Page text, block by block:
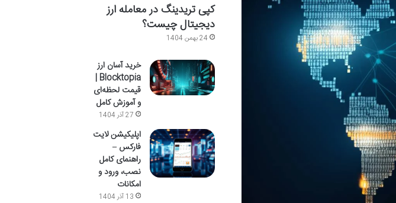
کپی تریدینگ در معامله ارز
دیجیتال چیست؟
24 بهمن 1404
خرید آسان ارز
Blocktopia |
قیمت لحظه‌ای
و آموزش کامل
27 آذر 1404
اپلیکیشن لایت
فارکس –
راهنمای کامل
نصب، ورود و
امکانات
13 آذر 1404